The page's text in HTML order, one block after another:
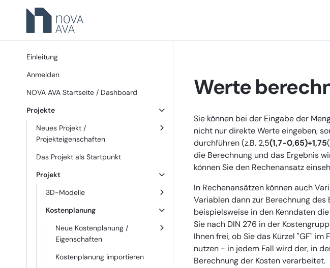
Einleitung
Anmelden
NOVA AVA Startseite / Dashboard
Projekte
Neues Projekt /
Projekteigenschaften
Das Projekt als Startpunkt
Projekt
3D-Modelle
Kostenplanung
Neue Kostenplanung /
Eigenschaften
Kostenplanung importieren
Werte
Sie können bei der Eingabe der
nicht nur direkte Werte eingeben,
durchführen (z.B. 2,5(1,7-0,65)+1,75
die Berechnung und das Ergebnis
können Sie den Rechenansatz
In Rechenansätzen können auch
Variablen dann zur Berechnung des
beispielsweise in den Kenndaten
Sie nach DIN 276 in der
Ihnen frei, ob Sie das Kürzel "GF"
nutzen - in jedem Fall wird der, in
Berechnung der Kosten verarbeitet.